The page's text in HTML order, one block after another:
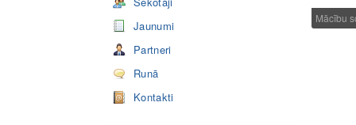
Jaunumi
Partneri
Runā
Kontakti
Mācību